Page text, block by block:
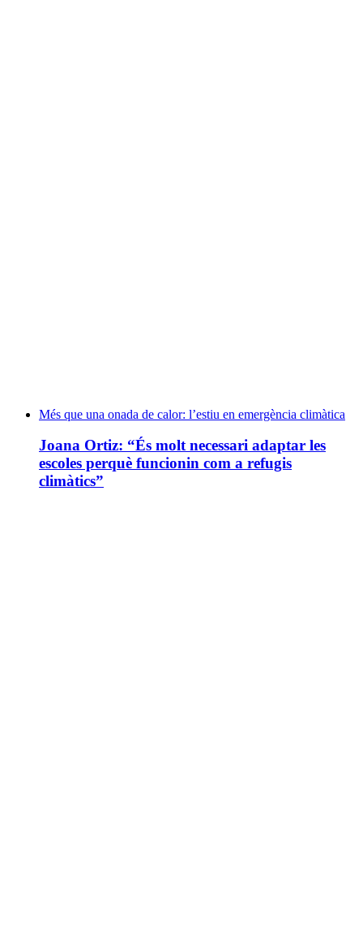
Més que una onada de calor: l’estiu en emergència climàtica
Joana Ortiz: “És molt necessari adaptar les
escoles perquè funcionin com a refugis
climàtics”